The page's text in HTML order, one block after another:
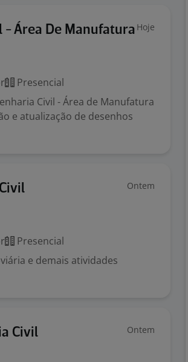
- Área De Manufatura Hoje
Presencial
Civil - Área de Manufatura
e atualização de desenhos
Ontem
Presencial
e demais atividades
Civil Ontem